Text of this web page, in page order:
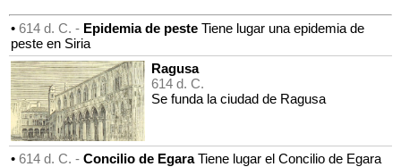
• 614 d. C. - Epidemia de peste Tiene lugar una epidemia de
peste en Siria
Ragusa
614 d. C.
Se funda la ciudad de Ragusa
• 614 d. C. - Concilio de EgaraTiene lugar el Concilio de Egara